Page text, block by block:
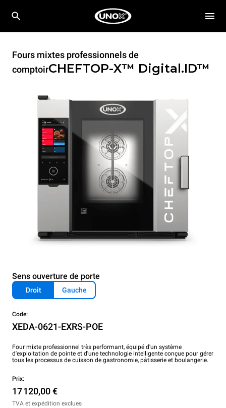
Fours mixtes professionnels de
comptoirCHEFTOP-X™ Digital.ID™
Sens ouverture de porte
Droit Gauche
Code:
XEDA-0621-EXRS-POE
Four mixte professionnel très performant, équipé d'un système
d'exploitation de pointe et d'une technologie intelligente conçue pour gérer
tous les processus de cuisson de gastronomie, pâtisserie et boulangerie.
Prix:
17 120,00 €
TVA et expédition exclues